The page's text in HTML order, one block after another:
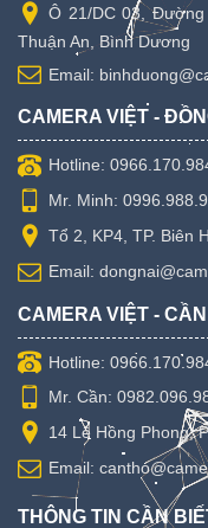
Ô 21/DC 03,
Thuận An, Bình Dương
Email:
CAMERA VIỆT -
Hotline:
Mr. Minh:
Tổ 2, KP4, TP. Biên
Email:
CAMERA VIỆT -
Hotline:
Mr. Cần:
14 Lê Hồng Phong,
Email:
THÔNG TIN CẦN